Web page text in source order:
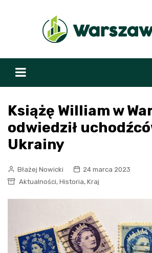
Książę William w
odwiedził
Ukrainy
Błażej Nowicki
24 marca 2023
Aktualności, Historia, Kraj